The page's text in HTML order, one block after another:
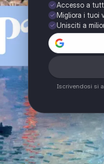
Accesso a
Migliora i tuoi
Unisciti a
Iscrivendosi si